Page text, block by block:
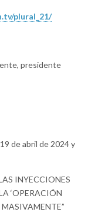
plural_21/
presidente
de abril de 2024 y
INYECCIONES
‘OPERACIÓN